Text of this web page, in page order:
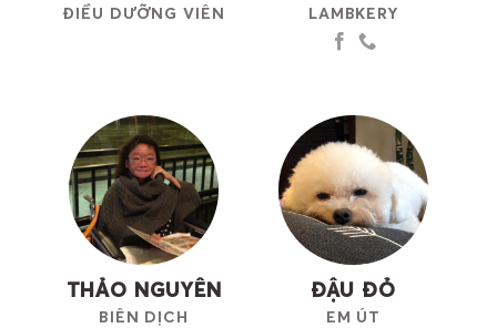
ĐIỀU DƯỠNG VIÊN LAMBKERY
THẢO NGUYÊN
BIÊN DỊCH
ĐẬU ĐỎ
EM ÚT